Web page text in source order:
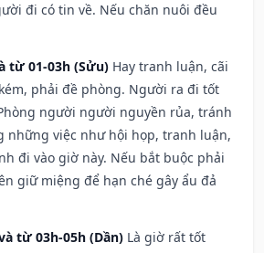
đi có tin về. Nếu chăn nuôi đều
từ 01-03h (Sửu) Hay tranh luận, cãi
phải đề phòng. Người ra đi tốt
người người nguyền rủa, tránh
những việc như hội họp, tranh luận,
đi vào giờ này. Nếu bắt buộc phải
giữ miệng để hạn ché gây ẩu đả
từ 03h-05h (Dần) Là giờ rất tốt